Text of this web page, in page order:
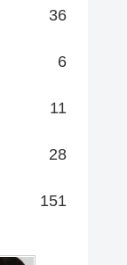
36
6
11
28
151